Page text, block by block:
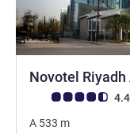
Novotel Riyadh
Nota de clientes
A 533 m